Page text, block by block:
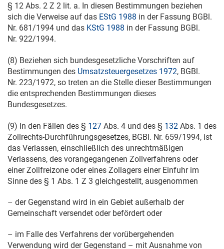
§ 12 Abs. 2 Z 2 lit. a. In diesen Bestimmungen beziehen
sich die Verweise auf das EStG 1988 in der Fassung BGBl.
Nr. 681/1994 und das KStG 1988 in der Fassung BGBl.
Nr. 922/1994.
(8) Beziehen sich bundesgesetzliche Vorschriften auf
Bestimmungen des Umsatzsteuergesetzes 1972, BGBl.
Nr. 223/1972, so treten an die Stelle dieser Bestimmungen
die entsprechenden Bestimmungen dieses
Bundesgesetzes.
(9) In den Fällen des § 127 Abs. 4 und des § 132 Abs. 1 des
Zollrechts-Durchführungsgesetzes, BGBl. Nr. 659/1994, ist
das Verlassen, einschließlich des unrechtmäßigen
Verlassens, des vorangegangenen Zollverfahrens oder
einer Zollfreizone oder eines Zollagers einer Einfuhr im
Sinne des § 1 Abs. 1 Z 3 gleichgestellt, ausgenommen
– der Gegenstand wird in ein Gebiet außerhalb der
Gemeinschaft versendet oder befördert oder
– im Falle des Verfahrens der vorübergehenden
Verwendung wird der Gegenstand – mit Ausnahme von